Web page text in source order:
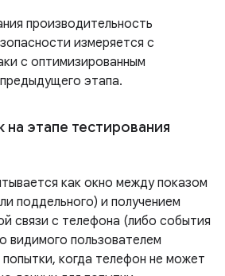
производительность
измеряется с
с оптимизированным
этапа.
на этапе тестирования
как окно между показом
поддельного) и получением
связи с телефона (либо события
видимого пользователем
когда телефон не может